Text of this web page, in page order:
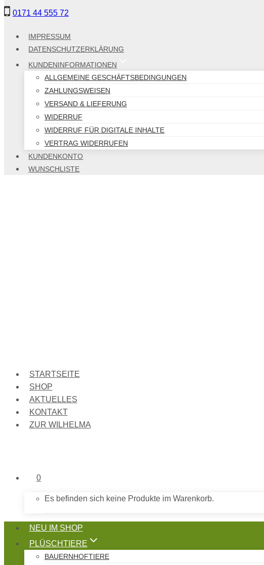
Zum
Inhalt
0171 44 555 72
IMPRESSUM
DATENSCHUTZERKLÄRUNG
KUNDENINFORMATIONEN
ALLGEMEINE GESCHÄFTSBEDINGUNGEN
ZAHLUNGSWEISEN
VERSAND & LIEFERUNG
WIDERRUF
WIDERRUF FÜR DIGITALE INHALTE
VERTRAG WIDERRUFEN
KUNDENKONTO
WUNSCHLISTE
STARTSEITE
SHOP
AKTUELLES
KONTAKT
ZUR WILHELMA
0
Es befinden sich keine Produkte im Warenkorb.
NEU IM SHOP
PLÜSCHTIERE
BAUERNHOFTIERE